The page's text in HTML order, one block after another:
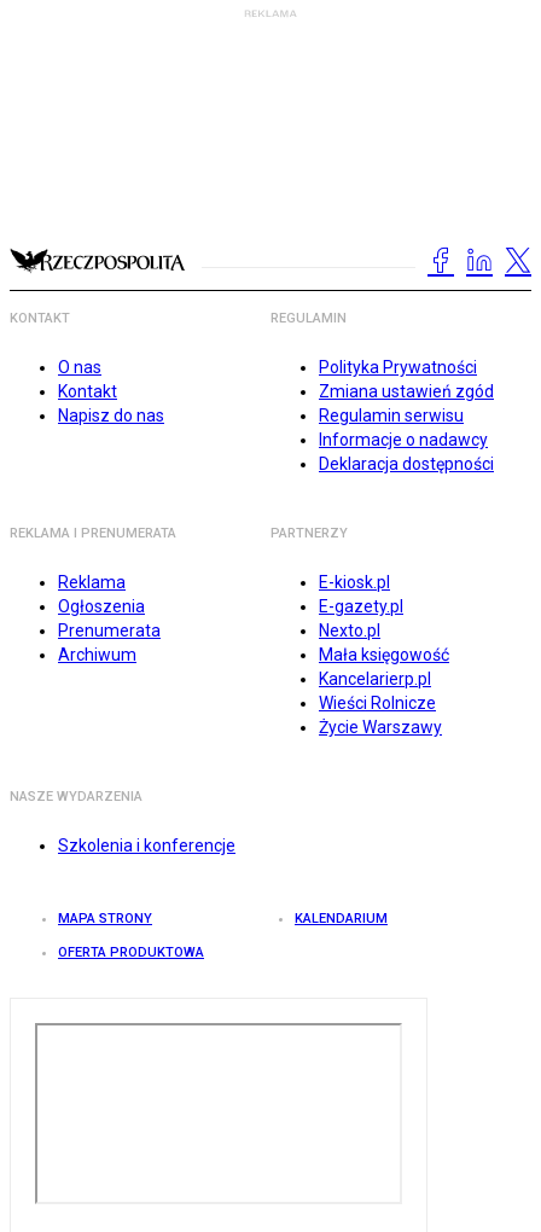
KONTAKT
O nas
Kontakt
Napisz do nas
REGULAMIN
Polityka Prywatności
Zmiana ustawień zgód
Regulamin serwisu
Informacje o nadawcy
Deklaracja dostępności
REKLAMA I PRENUMERATA
Reklama
Ogłoszenia
Prenumerata
Archiwum
PARTNERZY
E-kiosk.pl
E-gazety.pl
Nexto.pl
Mała księgowość
Kancelarierp.pl
Wieści Rolnicze
Życie Warszawy
NASZE WYDARZENIA
Szkolenia i konferencje
MAPA STRONY KALENDARIUM
OFERTA PRODUKTOWA